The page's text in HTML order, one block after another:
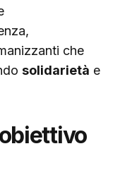
che
solidarietà e